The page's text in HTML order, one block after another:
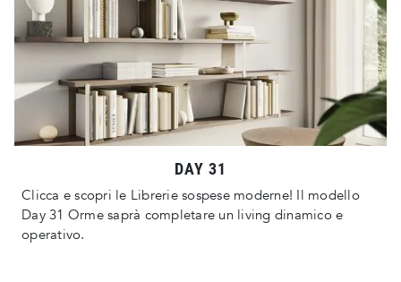
DAY 31
Clicca e scopri le Librerie sospese moderne! Il modello
Day 31 Orme saprà completare un living dinamico e
operativo.